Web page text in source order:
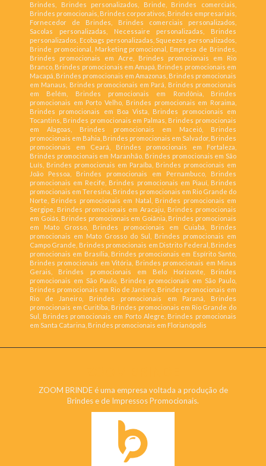
Brindes, Brindes personalizados, Brinde, Brindes comerciais,
Brindes promocionais, Brindes corporativos, Brindes empresariais,
Fornecedor de Brindes, Brindes comerciais personalizados,
Sacolas personalizadas, Necessaire personalizadas, Brindes
personalizados, Ecobags personalizadas, Squeezes personalizados,
Brinde promocional, Marketing promocional, Empresa de Brindes,
Brindes promocionais em Acre, Brindes promocionais em Rio
Branco, Brindes promocionais em Amapá, Brindes promocionais em
Macapá, Brindes promocionais em Amazonas, Brindes promocionais
em Manaus, Brindes promocionais em Pará, Brindes promocionais
em Belém, Brindes promocionais em Rondônia, Brindes
promocionais em Porto Velho, Brindes promocionais em Roraima,
Brindes promocionais em Boa Vista, Brindes promocionais em
Tocantins, Brindes promocionais em Palmas, Brindes promocionais
em Alagoas, Brindes promocionais em Maceió, Brindes
promocionais em Bahia, Brindes promocionais em Salvador, Brindes
promocionais em Ceará, Brindes promocionais em Fortaleza,
Brindes promocionais em Maranhão, Brindes promocionais em São
Luís, Brindes promocionais em Paraíba, Brindes promocionais em
João Pessoa, Brindes promocionais em Pernambuco, Brindes
promocionais em Recife, Brindes promocionais em Piauí, Brindes
promocionais em Teresina, Brindes promocionais em Rio Grande do
Norte, Brindes promocionais em Natal, Brindes promocionais em
Sergipe, Brindes promocionais em Aracaju, Brindes promocionais
em Goiás, Brindes promocionais em Goiânia, Brindes promocionais
em Mato Grosso, Brindes promocionais em Cuiabá, Brindes
promocionais em Mato Grosso do Sul, Brindes promocionais em
Campo Grande, Brindes promocionais em Distrito Federal, Brindes
promocionais em Brasília, Brindes promocionais em Espírito Santo,
Brindes promocionais em Vitória, Brindes promocionais em Minas
Gerais, Brindes promocionais em Belo Horizonte, Brindes
promocionais em São Paulo, Brindes promocionais em São Paulo,
Brindes promocionais em Rio de Janeiro, Brindes promocionais em
Rio de Janeiro, Brindes promocionais em Paraná, Brindes
promocionais em Curitiba, Brindes promocionais em Rio Grande do
Sul, Brindes promocionais em Porto Alegre, Brindes promocionais
em Santa Catarina, Brindes promocionais em Florianópolis
ZOOM BRINDE é uma empresa voltada a produção de
Brindes e de Impressos Promocionais.